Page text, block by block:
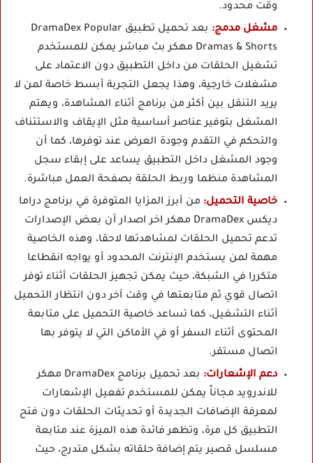
وقت محدود.
مشغل مدمج:
بعد تحميل تطبيق DramaDex Popular
Dramas & Shorts مهكر بث مباشر يمكن للمستخدم
تشغيل الحلقات من داخل التطبيق دون الاعتماد على
مشغلات خارجية، وهذا يجعل التجربة أبسط خاصة لمن لا
يريد التنقل بين أكثر من برنامج أثناء المشاهدة، ويهتم
المشغل بتوفير عناصر أساسية مثل الإيقاف والاستئناف
والتحكم في التقدم وجودة العرض عند توفرها، كما أن
وجود المشغل داخل التطبيق يساعد على إبقاء سجل
المشاهدة منظما وربط الحلقة بصفحة العمل مباشرة.
خاصية التحميل: من أبرز المزايا المتوفرة في برنامج دراما
ديكس DramaDex مهكر اخر اصدار أن بعض الإصدارات
تدعم تحميل الحلقات لمشاهدتها لاحقا، وهذه الخاصية
مهمة لمن يستخدم الإنترنت المحدود أو يواجه انقطاعا
متكررا في الشبكة، حيث يمكن تجهيز الحلقات أثناء توفر
اتصال قوي ثم متابعتها في وقت آخر دون انتظار التحميل
أثناء التشغيل، كما تساعد خاصية التحميل على متابعة
المحتوى أثناء السفر أو في الأماكن التي لا يتوفر بها
اتصال مستقر.
دعم الإشعارات:
بعد تحميل برنامج DramaDex مهكر
للاندرويد مجاناً يمكن للمستخدم تفعيل الإشعارات
لمعرفة الإضافات الجديدة أو تحديثات الحلقات دون فتح
التطبيق كل مرة، وتظهر فائدة هذه الميزة عند متابعة
مسلسل قصير يتم إضافة حلقاته بشكل متدرج، حيث